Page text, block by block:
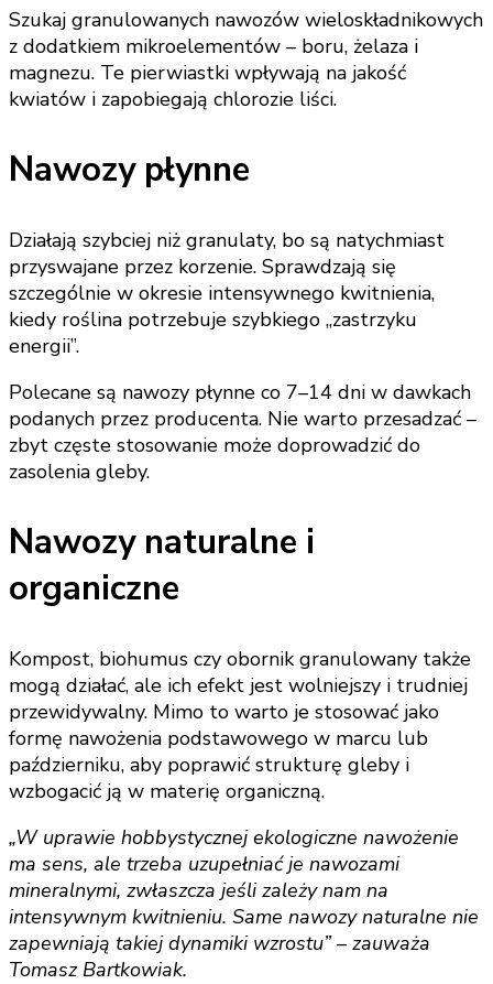
Szukaj granulowanych nawozów wieloskładnikowych
z dodatkiem mikroelementów – boru, żelaza i
magnezu. Te pierwiastki wpływają na jakość
kwiatów i zapobiegają chlorozie liści.
Nawozy płynne
Działają szybciej niż granulaty, bo są natychmiast
przyswajane przez korzenie. Sprawdzają się
szczególnie w okresie intensywnego kwitnienia,
kiedy roślina potrzebuje szybkiego „zastrzyku
energii”.
Polecane są nawozy płynne co 7–14 dni w dawkach
podanych przez producenta. Nie warto przesadzać –
zbyt częste stosowanie może doprowadzić do
zasolenia gleby.
Nawozy naturalne i
organiczne
Kompost, biohumus czy obornik granulowany także
mogą działać, ale ich efekt jest wolniejszy i trudniej
przewidywalny. Mimo to warto je stosować jako
formę nawożenia podstawowego w marcu lub
październiku, aby poprawić strukturę gleby i
wzbogacić ją w materię organiczną.
„W uprawie hobbystycznej ekologiczne nawożenie
ma sens, ale trzeba uzupełniać je nawozami
mineralnymi, zwłaszcza jeśli zależy nam na
intensywnym kwitnieniu. Same nawozy naturalne nie
zapewniają takiej dynamiki wzrostu” – zauważa
Tomasz Bartkowiak.